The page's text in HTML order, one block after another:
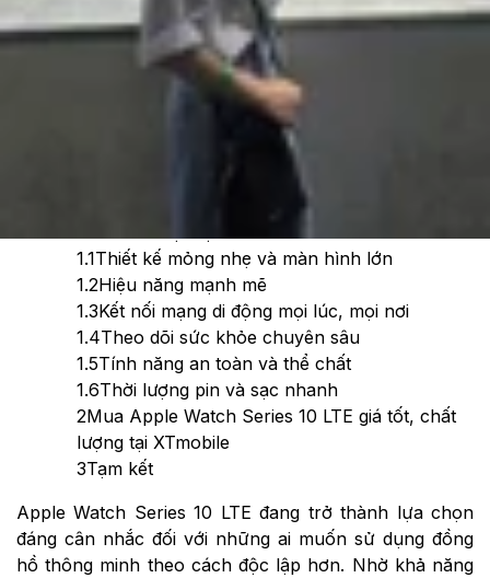
Lý do nên mua Apple Watch Series 10 LTE ở
1.1Thiết kế mỏng nhẹ và màn hình lớn
1.2Hiệu năng mạnh mẽ
1.3Kết nối mạng di động mọi lúc, mọi nơi
1.4Theo dõi sức khỏe chuyên sâu
1.5Tính năng an toàn và thể chất
1.6Thời lượng pin và sạc nhanh
2Mua Apple Watch Series 10 LTE giá tốt, chất
lượng tại XTmobile
3Tạm kết
Apple Watch Series 10 LTE đang trở thành lựa chọn
đáng cân nhắc đối với những ai muốn sử dụng đồng
hồ thông minh theo cách độc lập hơn. Nhờ khả năng